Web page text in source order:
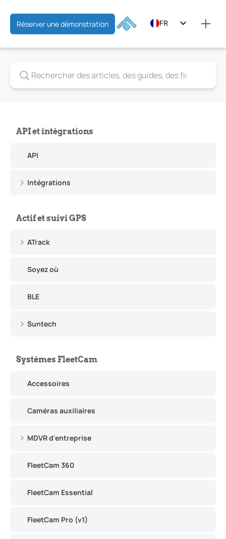
Réserver une démonstration FR
API et intégrations
API
Intégrations
Actif et suivi GPS
ATrack
Soyez où
BLE
Suntech
Systèmes FleetCam
Accessoires
Caméras auxiliaires
MDVR d'entreprise
FleetCam 360
FleetCam Essential
FleetCam Pro (v1)